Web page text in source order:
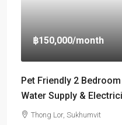
฿150,000/month
Pet Friendly 2
Water Supply &
Thong Lor, Sukhumvit